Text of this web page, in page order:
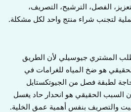
الفصل، الترشيح، التصريف،
لتجنب شراء منتج واحد لكل مشكلة.
المشتري جيوسيلي لأن الطريق
هو ضخ المياه للغرامات في
لطبقة فصل من الجيوتكستايل
السبب الحقيقي هو انحدار حاد يغسل
والتصريف بنفس أهمية عمق الخلية.